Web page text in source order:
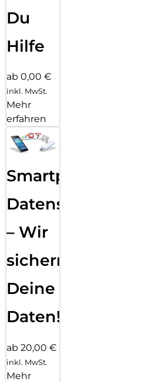
Du
Hilfe
ab 0,00 €
inkl. MwSt.
Mehr
erfahren
Smartphone
Datensicherung
– Wir
sichern
Deine
Daten!
ab 20,00 €
inkl. MwSt.
Mehr